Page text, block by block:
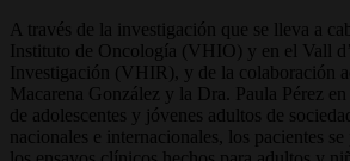
A través de la investigación que se lleva a
Instituto de Oncología (VHIO) y en el Vall
Investigación (VHIR), y de la colaboración
Macarena González y la Dra. Paula Pérez
de adolescentes y jóvenes adultos de
nacionales e internacionales, los pacientes